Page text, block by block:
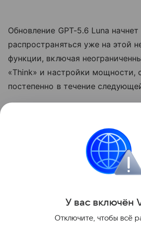
Обновление GPT-5.6 Luna начнет
распространяться уже на этой
функции, включая
«Think» и настройки мощности,
постепенно в течение
колонку размером с хоккейную
chatgpt
У вас включён
Отключите, чтобы всё